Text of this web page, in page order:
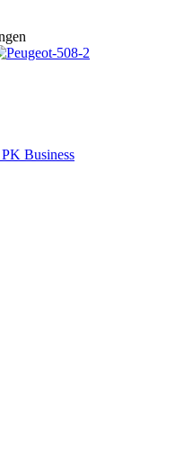
Business